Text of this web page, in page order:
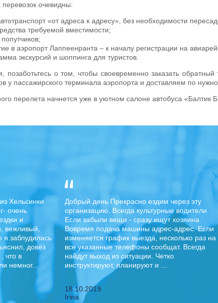
очевидны:
«от адреса к адресу», без необходимости
требуемой вместимости;
в аэропорт Лаппеенранта – к началу регистрации на
экскурсий и шоппинга для туристов.
позаботьтесь о том, чтобы своевременно заказать
у пассажирского терминала аэропорта и доставляем по
перелета начнется уже в уютном салоне автобуса «Балтик
Хельсинки
очень
и
вежливый,
я заблудилась
довёз
что в
немног...
Добрый день Прекрасно ездим через эту
организацию. Всегда культурные водители.
Если забыли вещи - сразу ищут хозяина.
Вовремя подача машины адрес-адрес. Если
изменяется график выезда, несколько раз на
все указанные телефоны сообщат. Всегда
найдут выход из ситуации. Четко
инструктируют, планируют и ...
18.10.2019
Irina